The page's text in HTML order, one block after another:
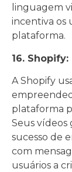
linguagem
incentiva os
plataforma.
16.
A Shopify
plataforma
Seus vídeos
sucesso de
com
usuários a